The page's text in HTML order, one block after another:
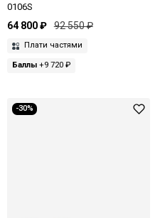
0106S
64 800 ₽ 92 550 ₽
Плати частями
Баллы+9 720 ₽
-30%